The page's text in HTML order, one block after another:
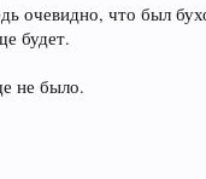
очевидно, что был
будет.
не было.